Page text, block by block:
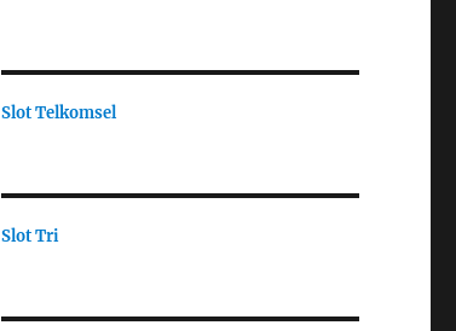
Slot Telkomsel
Slot Tri